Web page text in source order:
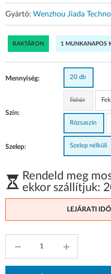
Gyártó:Wenzhou Jiada
RAKTÁRON 1 MUNKANAPOS
Mennyiség: 20 db
Szín:
Fehér
Rózsaszín
Szelep: Szelep nélküli
Rendeld meg
ekkor szállítjuk:
LEJÁRATI IDŐ